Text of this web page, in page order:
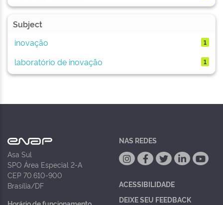
Subject
inovação
1
laboratório de inovação 1
Asa Sul
SPO Área Especial 2-A
CEP 70.610-900
Brasília/DF
NAS REDES
ACESSIBILIDADE
DEIXE SEU FEEDBACK